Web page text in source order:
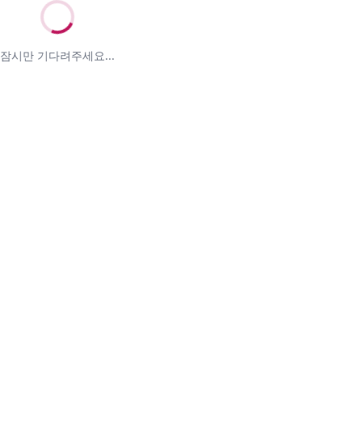
잠시만 기다려주세요...